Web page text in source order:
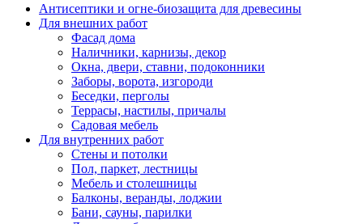
Антисептики и огне-биозащита для древесины
Для внешних работ
Фасад дома
Наличники, карнизы, декор
Окна, двери, ставни, подоконники
Заборы, ворота, изгороди
Беседки, перголы
Террасы, настилы, причалы
Садовая мебель
Для внутренних работ
Стены и потолки
Пол, паркет, лестницы
Мебель и столешницы
Балконы, веранды, лоджии
Бани, сауны, парилки